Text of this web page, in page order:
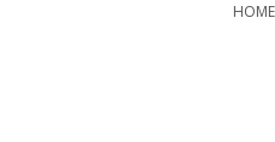
HOME